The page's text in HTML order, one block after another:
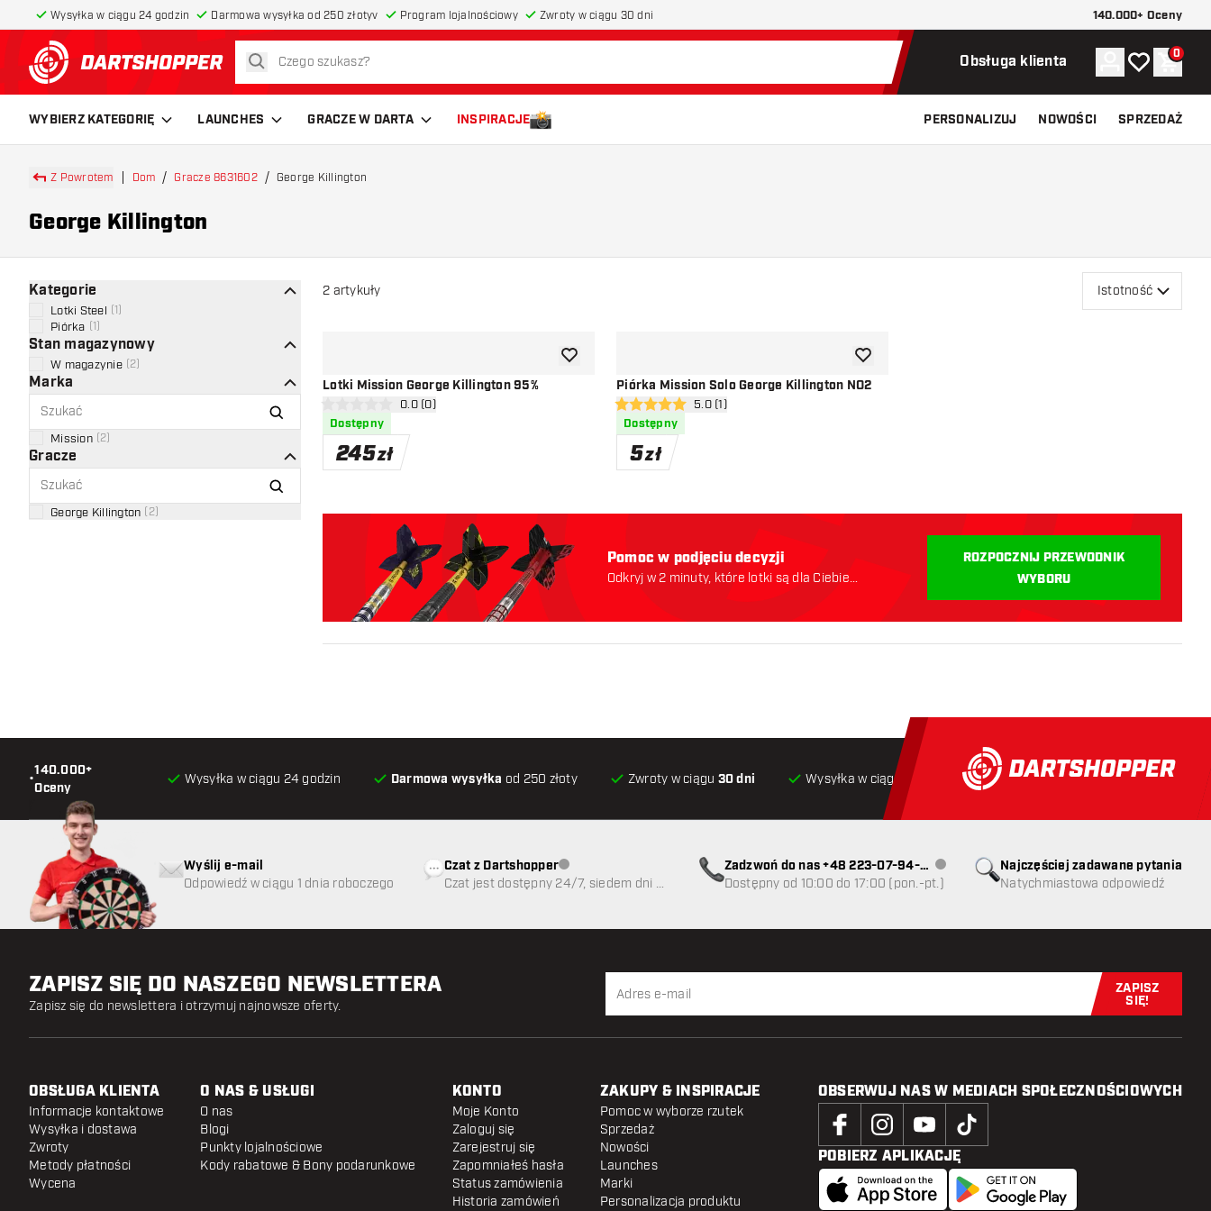
Wysyłka w ciągu 24 godzin Darmowa wysyłka od 250 złotyv Program lojalnościowy Zwroty w ciągu 30 dni 140.000+ Oceny
powrót do strony głównej
szukaj Obsługa klienta Konto
Moja listaKoszyk
0
WYBIERZ KATEGORIĘ LAUNCHES GRACZE W DARTA INSPIRACJE PERSONALIZUJ NOWOŚCI SPRZEDAŻ
Z Powrotem Dom Gracze 8631602 George Killington
George Killington
Kategorie
Lotki Steel 1
Piórka 1
Stan magazynowy
W magazynie 2
Marka
Mission 2
Gracze
George Killington 2)
2 artykuły Istotność
Lotki Mission George Killington 95%
otwórz panel recenzji
0 gwiazdki oceny0.0 (0)
Dostępny
245zł
dodaj do listy życzeń
Piórka Mission Solo George Killington NO2
otwórz panel recenzji
5 gwiazdki oceny5.0 (1)
Dostępny
5zł
dodaj do listy życzeń
Pomoc w podjęciu decyzji
Odkryj w 2 minuty, które lotki są dla Ciebie
ROZPOCZNIJ PRZEWODNIK
WYBORU
•
140.000+
Oceny
Wysyłka w ciągu 24 godzin Darmowa wysyłka od 250 złoty Zwroty w ciągu 30 dni Wysyłka w ciągu 24 godzin Darmowa wysyłka od 250 złoty
Najczęściej zadawane pytania
Natychmiastowa odpowiedź
Wyślij e-mail
Odpowiedź w ciągu 1 dnia roboczego
Czat z DartshopperObsługa klienta niedostępna
Czat jest dostępny 24/7, siedem dni w
Zadzwoń do nas +48 223-07-94-
89
Obsługa klienta niedostępna
Dostępny od 10:00 do 17:00 (pon.-pt.)
ZAPISZ SIĘ DO NASZEGO NEWSLETTERA
Zapisz się do newslettera i otrzymuj najnowsze oferty.
Zapisz się
ZAPISZ
SIĘ!
OBSŁUGA KLIENTA
Informacje kontaktowe
Wysyłka i dostawa
Zwroty
Metody płatności
Wycena
O NAS & USŁUGI
O nas
Blogi
Punkty lojalnościowe
Kody rabatowe & Bony podarunkowe
KONTO
Moje Konto
Zaloguj się
Zarejestruj się
Zapomniałeś hasła
Status zamówienia
Historia zamówień
ZAKUPY & INSPIRACJE
Pomoc w wyborze rzutek
Sprzedaż
Nowości
Launches
Marki
Personalizacja produktu
OBSERWUJ NAS W MEDIACH SPOŁECZNOŚCIOWYCH
POBIERZ APLIKACJĘ